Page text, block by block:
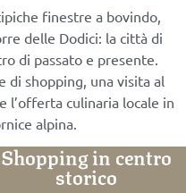
finestre a bovindo,
delle Dodici: la città di
di passato e presente.
di shopping, una visita al
l’offerta culinaria locale in
alpina.
Shopping in centro
storico